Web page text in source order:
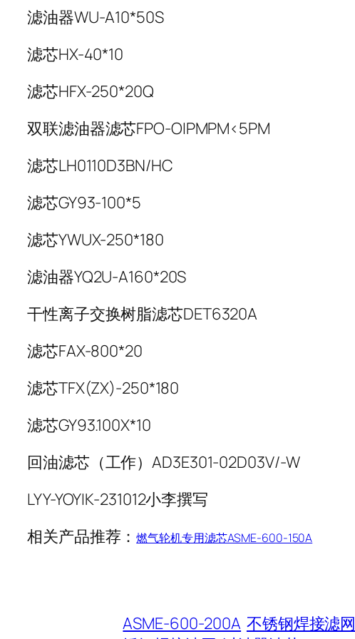
滤油器WU-A10*50S
滤芯HX-40*10
滤芯HFX-250*20Q
双联滤油器滤芯FPO-OIPMPM<5PM
滤芯LH0110D3BN/HC
滤芯GY93-100*5
滤芯YWUX-250*180
滤油器YQ2U-A160*20S
干性离子交换树脂滤芯DET6320A
滤芯FAX-800*20
滤芯TFX(ZX)-250*180
滤芯GY93.100X*10
回油滤芯（工作）AD3E301-02D03V/-W
LYY-YOYIK-231012小李撰写
相关产品推荐：燃气轮机专用滤芯ASME-600-150A
ASME-600-200A 不锈钢焊接滤网